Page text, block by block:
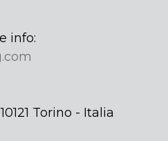
info:
Torino - Italia